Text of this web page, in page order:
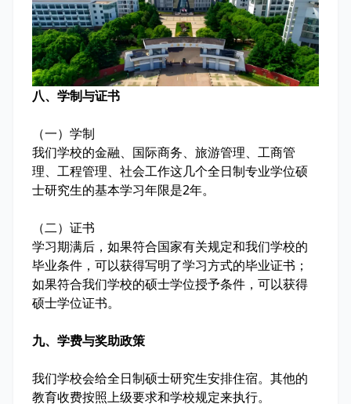
八、学制与证书
（一）学制
我们学校的金融、国际商务、旅游管理、工商管
理、工程管理、社会工作这几个全日制专业学位硕
士研究生的基本学习年限是2年。
（二）证书
学习期满后，如果符合国家有关规定和我们学校的
毕业条件，可以获得写明了学习方式的毕业证书；
如果符合我们学校的硕士学位授予条件，可以获得
硕士学位证书。
九、学费与奖助政策
我们学校会给全日制硕士研究生安排住宿。其他的
教育收费按照上级要求和学校规定来执行。